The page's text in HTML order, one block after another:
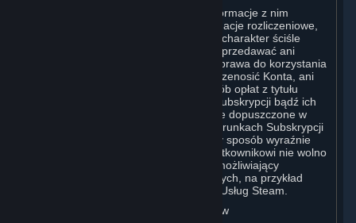
Konto Użytkownika, w tym wszelkie informacje z nim
związane (np. dane kontaktowe, informacje rozliczeniowe,
historia Konta i Subskrypcje itp.), mają charakter ściśle
osobisty. Użytkownik nie może zatem sprzedawać ani
pobierać od innych osób opłat z tytułu prawa do korzystania
ze swojego Konta ani w inny sposób przenosić Konta, ani
sprzedawać lub pobierać od innych osób opłat z tytułu
prawa do korzystania z jakichkolwiek Subskrypcji bądź ich
przenosić, chyba że zostało to wyraźnie dopuszczone w
niniejszej Umowie (w tym wszelkich Warunkach Subskrypcji
lub Zasadach Korzystania) bądź w inny sposób wyraźnie
dozwolone przez Valve. Co więcej, Użytkownikowi nie wolno
użytkować swojego Konta w sposób umożliwiający
naruszenie niniejszej Umowy przez innych, na przykład
poprzez komercyjne używanie Treści i Usług Steam.
D. Wyrażenie Zgody na Zawarcie Umów